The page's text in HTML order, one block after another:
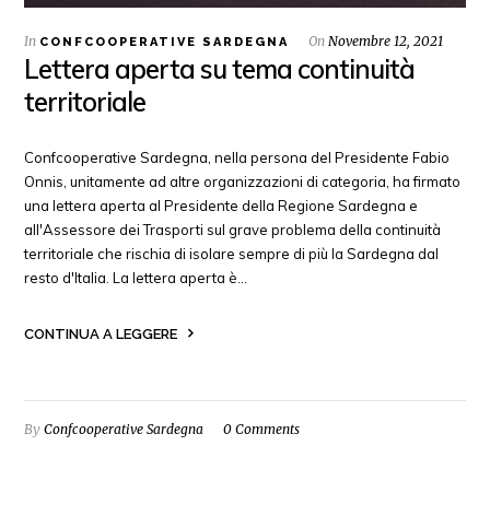
In CONFCOOPERATIVE SARDEGNA On Novembre 12, 2021
Lettera aperta su tema continuità
territoriale
Confcooperative Sardegna, nella persona del Presidente Fabio
Onnis, unitamente ad altre organizzazioni di categoria, ha firmato
una lettera aperta al Presidente della Regione Sardegna e
all'Assessore dei Trasporti sul grave problema della continuità
territoriale che rischia di isolare sempre di più la Sardegna dal
resto d'Italia. La lettera aperta è…
CONTINUA A LEGGERE
ByConfcooperative Sardegna 0 Comments